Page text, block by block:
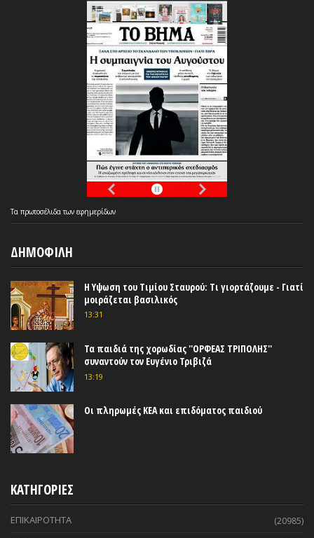
Τα πρωτοσέλιδατων εφημερίδων
ΔΗΜΟΦΙΛΗ
Η Υψωση του Τιμίου Σταυρού: Τι γιορτάζουμε - Γιατί
μοιράζεται βασιλικός
13:31
Τα παιδιά της χορωδίας ''ΟΡΦΕΑΣ ΤΡΙΠΟΛΗΣ''
συναντούν τον Ευγένιο Τριβιζά
13:19
Οι πληρωμές ΚΕΑ και επιδόματος παιδιού
ΚΑΤΗΓΟΡΙΕΣ
ΕΠΙΚΑΙΡΟΤΗΤΑ (20985)